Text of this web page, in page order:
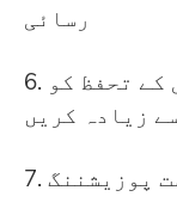
رسائی
6. استحکام ، موثر سیکیورٹی کے تحفظ کو
زیادہ کریں
پوزیشننگ